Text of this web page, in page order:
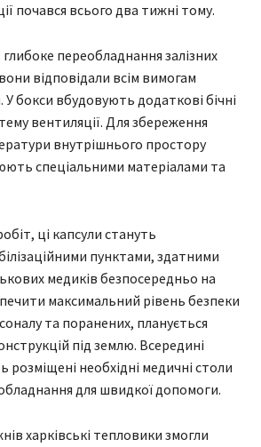
почався всього два тижні тому.
переобладнання залізних
відповідали всім вимогам
У бокси вбудовують додаткові бічні
вентиляції. Для збереження
внутрішнього простору
спеціальними матеріалами та
ці капсули стануть
пунктами, здатними
медиків безпосередньо на
максимальний рівень безпеки
та поранених, планується
під землю. Всередині
розміщені необхідні медичні столи
для швидкої допомоги.
харківські тепловики змогли